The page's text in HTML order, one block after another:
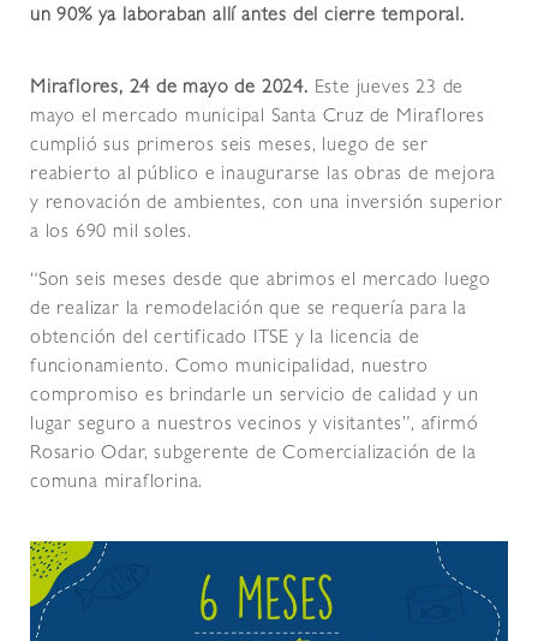
un 90% ya laboraban allí antes del cierre temporal.
Miraflores, 24 de mayo de 2024. Este jueves 23 de
mayo el mercado municipal Santa Cruz de Miraflores
cumplió sus primeros seis meses, luego de ser
reabierto al público e inaugurarse las obras de mejora
y renovación de ambientes, con una inversión superior
a los 690 mil soles.
“Son seis meses desde que abrimos el mercado luego
de realizar la remodelación que se requería para la
obtención del certificado ITSE y la licencia de
funcionamiento. Como municipalidad, nuestro
compromiso es brindarle un servicio de calidad y un
lugar seguro a nuestros vecinos y visitantes”, afirmó
Rosario Odar, subgerente de Comercialización de la
comuna miraflorina.